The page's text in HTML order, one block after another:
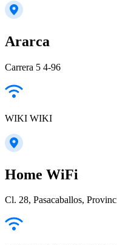
Ararca
Carrera 5 4-96
WIKI WIKI
Home WiFi
Cl. 28, Pasacaballos,